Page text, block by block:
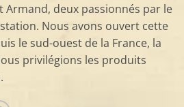
Armand, deux passionnés par le
Nous avons ouvert cette
le sud-ouest de la France, la
privilégions les produits